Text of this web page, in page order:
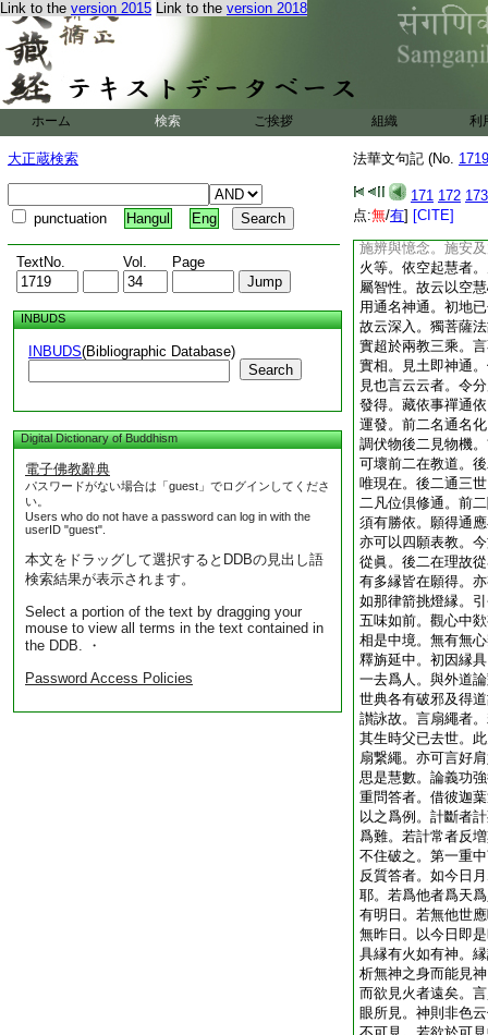
Link to the version 2015 Link to the version 2018
ホーム 検索 ご挨拶 組織 利
大正蔵検索
punctuation Hangul Eng
TextNo. Vol. Page
INBUDS
INBUDS(Bibliographic Database)
Search
Digital Dictionary of Buddhism
電子佛教辭典
パスワードがない場合は「guest」でログインしてくださ
い。
Users who do not have a password can log in with the
userID "guest".
本文をドラッグして選択するとDDBの見出し語
検索結果が表示されます。
Select a portion of the text by dragging your
mouse to view all terms in the text contained in
the DDB. ・
Password Access Policies
法華文句記 (No.
171 172 173
点:無/有] [CITE]
三二十至十二。次
戰。具如止觀第五
一記。佛求侍者。
四變化者。具如釋
人方乃具之。以具
十一切欲令神通廣
觀第九及法界次第
第。事禪具如玄文
觀第十記。又有人
爲頌曰。震動及熾
來往。卷舒衆像身
施辨與憶念。施安
火等。依空起慧者
屬智性。故云以空
用通名神通。初地
故云深入。獨菩薩
實超於兩教三乘。
實相。見土即神通
見也言云云者。令
發得。藏依事禪通
運發。前二名通名
調伏物後二見物機
可壞前二在教道。
唯現在。後二通三
二凡位倶修通。前
須有勝依。願得通
亦可以四願表教。
從眞。後二在理故
有多縁皆在願得。
如那律箭挑燈縁。
五味如前。觀心中
相是中境。無有無
釋旃延中。初因縁
一去爲人。與外道
世典各有破邪及得
讃詠故。言扇繩者
其生時父已去世。
扇繋繩。亦可言好
思是慧數。論義功
重問答者。借彼迦
以之爲例。計斷者
爲難。若計常者反
不住破之。第一重
反質答者。如今日
耶。若爲他者爲天
有明日。若無他世
無昨日。以今日即
具縁有火如有神。
析無神之身而能見
而欲見火者遠矣。
眼所見。神則非色